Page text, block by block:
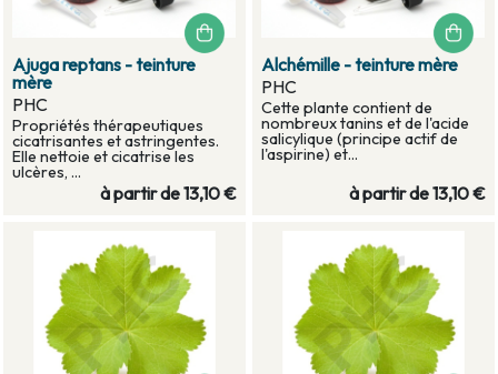
Ajuga reptans - teinture
mère
PHC
Propriétés thérapeutiques
cicatrisantes et astringentes.
Elle nettoie et cicatrise les
ulcères, ...
à partir de13,10 €
Alchémille - teinture mère
PHC
Cette plante contient de
nombreux tanins et de l'acide
salicylique (principe actif de
l'aspirine) et...
à partir de13,10 €